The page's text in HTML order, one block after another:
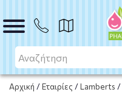
Αρχική /Εταιρίες /Lamberts /